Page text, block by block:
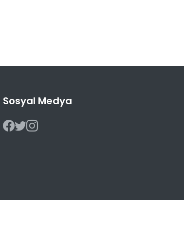
Sosyal Medya